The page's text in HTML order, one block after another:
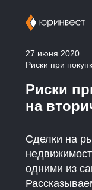
27 июня 2020
Риски при
Риски
на
Сделки на
одними из